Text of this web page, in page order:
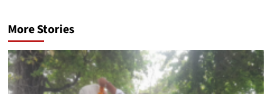
More Stories